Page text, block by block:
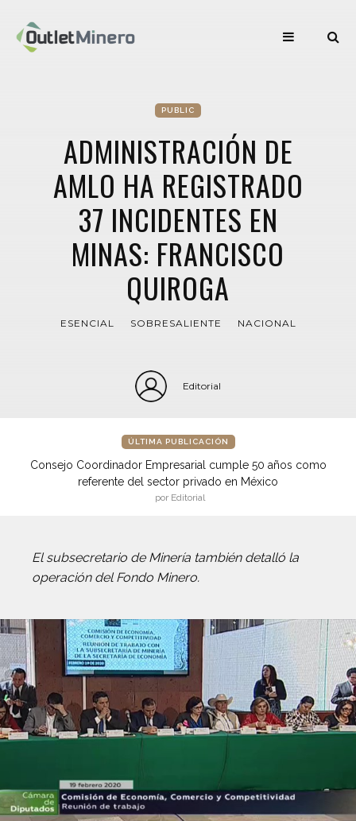
PUBLIC
ADMINISTRACIÓN DE
AMLO HA REGISTRADO
37 INCIDENTES EN
MINAS: FRANCISCO
QUIROGA
ESENCIAL SOBRESALIENTE NACIONAL
Editorial
ÚLTIMA PUBLICACIÓN
Consejo Coordinador Empresarial cumple 50 años como
referente del sector privado en México
por Editorial
El subsecretario de Minería también detalló la
operación del Fondo Minero.